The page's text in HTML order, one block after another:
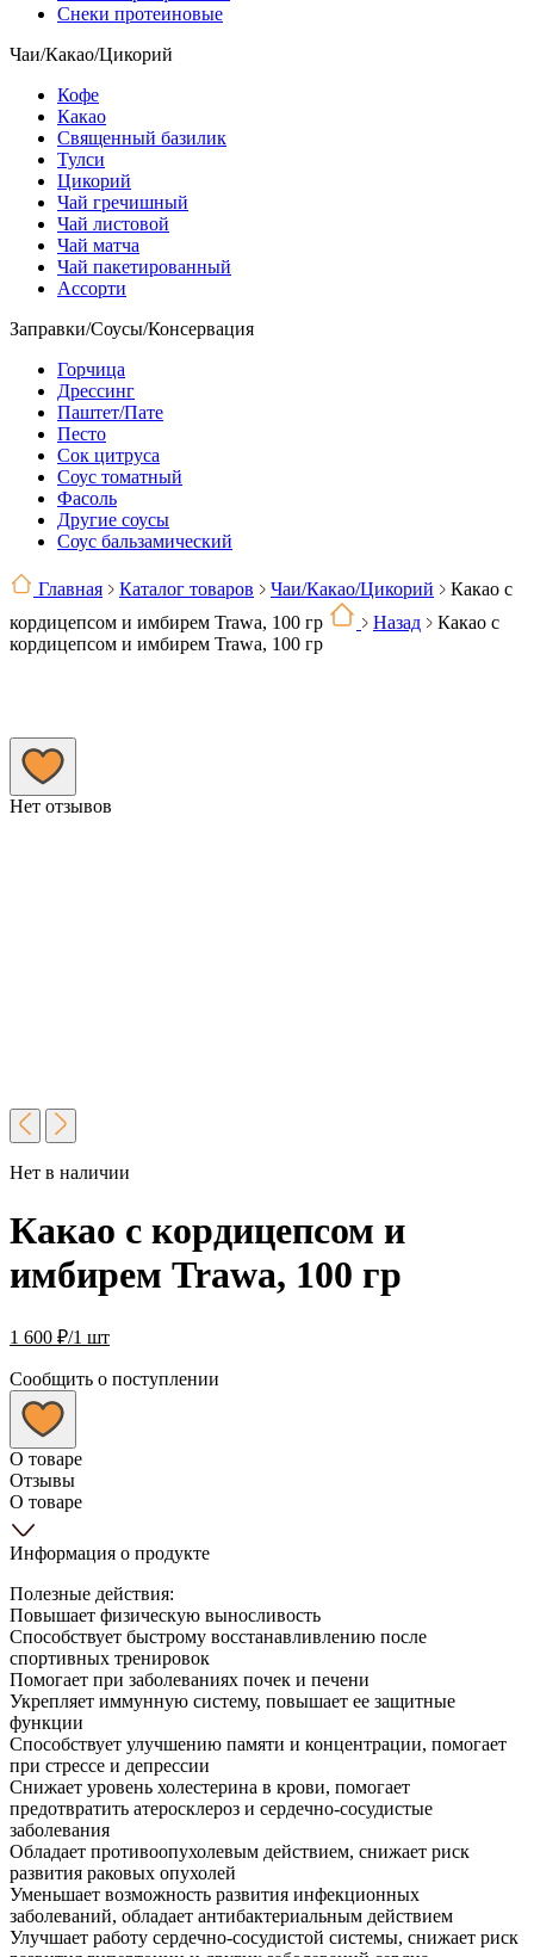
Снеки протеиновые
Чаи/Какао/Цикорий
Кофе
Какао
Священный базилик
Тулси
Цикорий
Чай гречишный
Чай листовой
Чай матча
Чай пакетированный
Ассорти
Заправки/Соусы/Консервация
Горчица
Дрессинг
Паштет/Пате
Песто
Сок цитруса
Соус томатный
Фасоль
Другие соусы
Соус бальзамический
Главная Каталог товаров Чаи/Какао/Цикорий
Какао с
кордицепсом и имбирем Trawa, 100 гр
Назад
Какао с
кордицепсом и имбирем Trawa, 100 гр
Нет отзывов
Нет в наличии
Какао с кордицепсом и
имбирем Trawa, 100 гр
1 600 ₽/1 шт
Сообщить о поступлении
О товаре
Отзывы
О товаре
Информация о продукте
Полезные действия:
Повышает физическую выносливость
Способствует быстрому восстанавливлению после
спортивных тренировок
Помогает при заболеваниях почек и печени
Укрепляет иммунную систему, повышает ее защитные
функции
Способствует улучшению памяти и концентрации, помогает
при стрессе и депрессии
Снижает уровень холестерина в крови, помогает
предотвратить атеросклероз и сердечно-сосудистые
заболевания
Обладает противоопухолевым действием, снижает риск
развития раковых опухолей
Уменьшает возможность развития инфекционных
заболеваний, обладает антибактериальным действием
Улучшает работу сердечно-сосудистой системы, снижает риск